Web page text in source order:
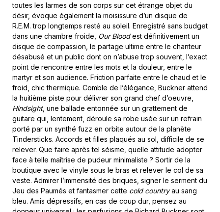
toutes les larmes de son corps sur cet étrange objet du
désir, évoque également la moisissure d’un disque de
R.E.M. trop longtemps resté au soleil. Enregistré sans budget
dans une chambre froide,
Our Bloodest définitivement un
disque de compassion, le partage ultime entre le chanteur
désabusé et un public dont on n’abuse trop souvent, l’exact
point de rencontre entre les mots et la douleur, entre le
martyr et son audience. Friction parfaite entre le chaud et le
froid, chic thermique. Comble de l’élégance, Buckner attend
la huitième piste pour délivrer son grand chef d’oeuvre,
Hindsight, une ballade entonnée sur un grattement de
guitare qui, lentement, déroule sa robe usée sur un refrain
porté par un synthé fuzz en orbite autour de la planète
Tindersticks. Accords et filles plaqués au sol, difficile de se
relever. Que faire après tel séisme, quelle attitude adopter
face à telle maîtrise de pudeur minimaliste ? Sortir de la
boutique avec le vinyle sous le bras et relever le col de sa
veste. Admirer l’immensité des briques, signer le serment du
Jeu des Paumés et fantasmer cette cold countryau sang
bleu. Amis dépressifs, en cas de coup dur, pensez au